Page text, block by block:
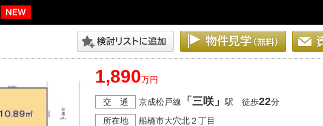
1,890万円
交 通 京成松戸線 「三咲」駅 徒歩22分
所在地
船橋市大穴北２丁目